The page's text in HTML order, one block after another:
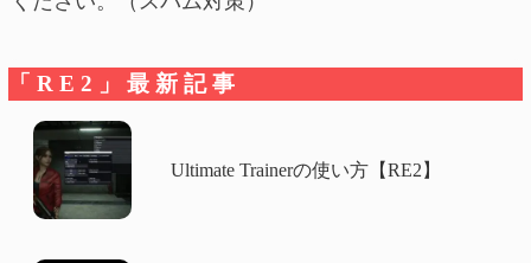
「RE2」最新記事
Ultimate Trainerの使い方【RE2】